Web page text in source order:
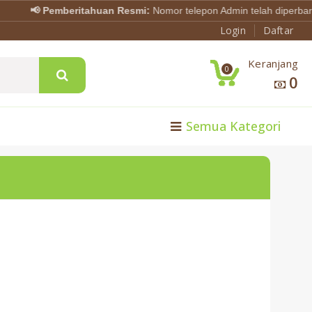
📢 Pemberitahuan Resmi:Nomor telepon Admin telah diperbarui
Login Daftar
0 Keranjang
0
Semua Kategori